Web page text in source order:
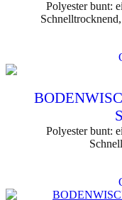
Polyester bunt:
Polyester bunt: